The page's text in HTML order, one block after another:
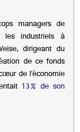
managers de
industriels à
dirigeant du
de ce fonds
de l’économie
13% de son